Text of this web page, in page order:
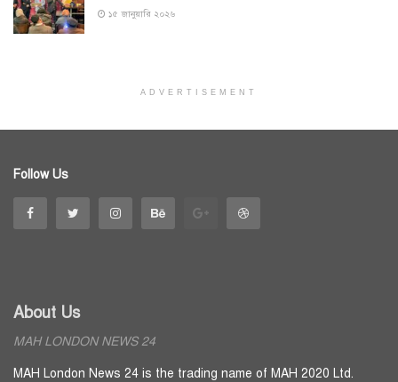
১৫ জানুয়ারি ২০২৬
ADVERTISEMENT
Follow Us
About Us
MAH LONDON NEWS 24
MAH London News 24 is the trading name of MAH 2020 Ltd.